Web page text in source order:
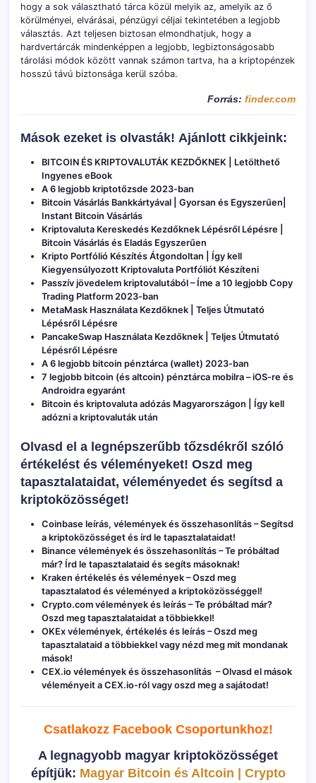
hogy a sok választható tárca közül melyik az, amelyik az ő
körülményei, elvárásai, pénzügyi céljai tekintetében a legjobb
választás. Azt teljesen biztosan elmondhatjuk, hogy a
hardvertárcák mindenképpen a legjobb, legbiztonságosabb
tárolási módok között vannak számon tartva, ha a kriptopénzek
hosszú távú biztonsága kerül szóba.
Forrás: finder.com
Mások ezeket is olvasták! Ajánlott cikkjeink:
BITCOIN ÉS KRIPTOVALUTÁK KEZDŐKNEK | Letölthető
Ingyenes eBook
A 6 legjobb kriptotőzsde 2023-ban
Bitcoin Vásárlás Bankkártyával | Gyorsan és Egyszerűen|
Instant Bitcoin Vásárlás
Kriptovaluta Kereskedés Kezdőknek Lépésről Lépésre |
Bitcoin Vásárlás és Eladás Egyszerűen
Kripto Portfólió Készítés Átgondoltan | Így kell
Kiegyensúlyozott Kriptovaluta Portfóliót Készíteni
Passzív jövedelem kriptovalutából – Íme a 10 legjobb Copy
Trading Platform 2023-ban
MetaMask Használata Kezdőknek | Teljes Útmutató
Lépésről Lépésre
PancakeSwap Használata Kezdőknek | Teljes Útmutató
Lépésről Lépésre
A 6 legjobb bitcoin pénztárca (wallet) 2023-ban
7 legjobb bitcoin (és altcoin) pénztárca mobilra – iOS-re és
Androidra egyaránt
Bitcoin és kriptovaluta adózás Magyarországon | Így kell
adózni a kriptovaluták után
Olvasd el a legnépszerűbb tőzsdékről szóló
értékelést és véleményeket! Oszd meg
tapasztalataidat, véleményedet és segítsd a
kriptoközösséget!
Coinbase leírás, vélemények és összehasonlítás – Segítsd
a kriptoközösséget és írd le tapasztalataidat!
Binance vélemények és összehasonlítás – Te próbáltad
már? Írd le tapasztalataid és segíts másoknak!
Kraken értékelés és vélemények – Oszd meg
tapasztalatod és véleményed a kriptoközösséggel!
Crypto.com vélemények és leírás – Te próbáltad már?
Oszd meg tapasztalataidat a többiekkel!
OKEx vélemények, értékelés és leírás – Oszd meg
tapasztalataid a többiekkel vagy nézd meg mit mondanak
mások!
CEX.io vélemények és összehasonlítás – Olvasd el mások
véleményeit a CEX.io-ról vagy oszd meg a sajátodat!
Csatlakozz Facebook Csoportunkhoz!
A legnagyobb magyar kriptoközösséget
építjük: Magyar Bitcoin és Altcoin | Crypto